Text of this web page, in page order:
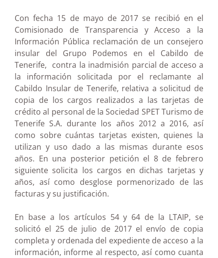
Con fecha 15 de mayo de 2017 se recibió en el
Comisionado de Transparencia y Acceso a la
Información Pública reclamación de un consejero
insular del Grupo Podemos en el Cabildo de
Tenerife, contra la inadmisión parcial de acceso a
la información solicitada por el reclamante al
Cabildo Insular de Tenerife, relativa a solicitud de
copia de los cargos realizados a las tarjetas de
crédito al personal de la Sociedad SPET Turismo de
Tenerife S.A. durante los años 2012 a 2016, así
como sobre cuántas tarjetas existen, quienes la
utilizan y uso dado a las mismas durante esos
años. En una posterior petición el 8 de febrero
siguiente solicita los cargos en dichas tarjetas y
años, así como desglose pormenorizado de las
facturas y su justificación.
En base a los artículos 54 y 64 de la LTAIP, se
solicitó el 25 de julio de 2017 el envío de copia
completa y ordenada del expediente de acceso a la
información, informe al respecto, así como cuanta